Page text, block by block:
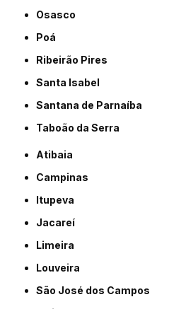
Osasco
Poá
Ribeirão Pires
Santa Isabel
Santana de Parnaíba
Taboão da Serra
Atibaia
Campinas
Itupeva
Jacareí
Limeira
Louveira
São José dos Campos